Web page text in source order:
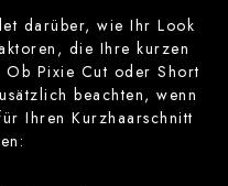
darüber, wie Ihr Look
die Ihre kurzen
Ob Pixie Cut oder Short
beachten, wenn
Ihren Kurzhaarschnitt